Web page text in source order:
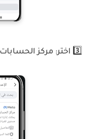
3️⃣ اختر: مركز الحسابات